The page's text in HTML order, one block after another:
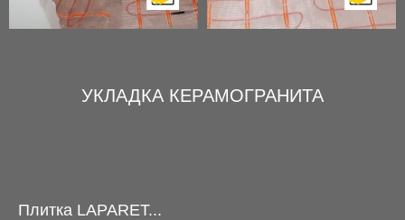
УКЛАДКА КЕРАМОГРАНИТА
Плитка LAPARET...